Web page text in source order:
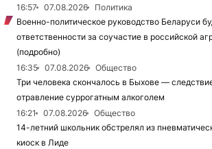
16:57
07.08.2026
Политика
Военно-политическое руководство Беларуси
ответственности за соучастие в российской
(подробно)
16:35
07.08.2026
Общество
Три человека скончалось в Быхове —
отравление суррогатным алкоголем
16:21
07.08.2026
Общество
14-летний школьник обстрелял из
киоск в Лиде